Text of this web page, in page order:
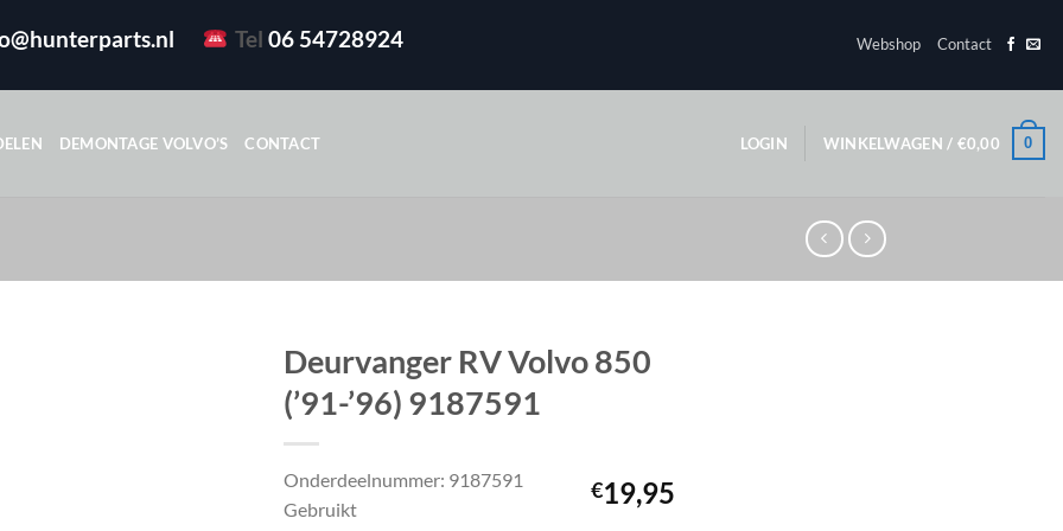
Tel 06 54728924 Webshop Contact
DEMONTAGE VOLVO’S CONTACT LOGIN WINKELWAGEN / €0,00 0
Deurvanger RV Volvo 850
(’91-’96) 9187591
€19,95
Onderdeelnummer: 9187591
Gebruikt